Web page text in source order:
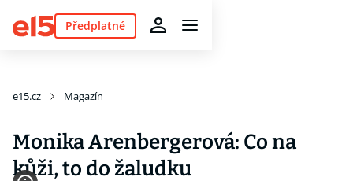
Předplatné
e15.cz Magazín
Monika Arenbergerová: Co na
kůži, to do žaludku